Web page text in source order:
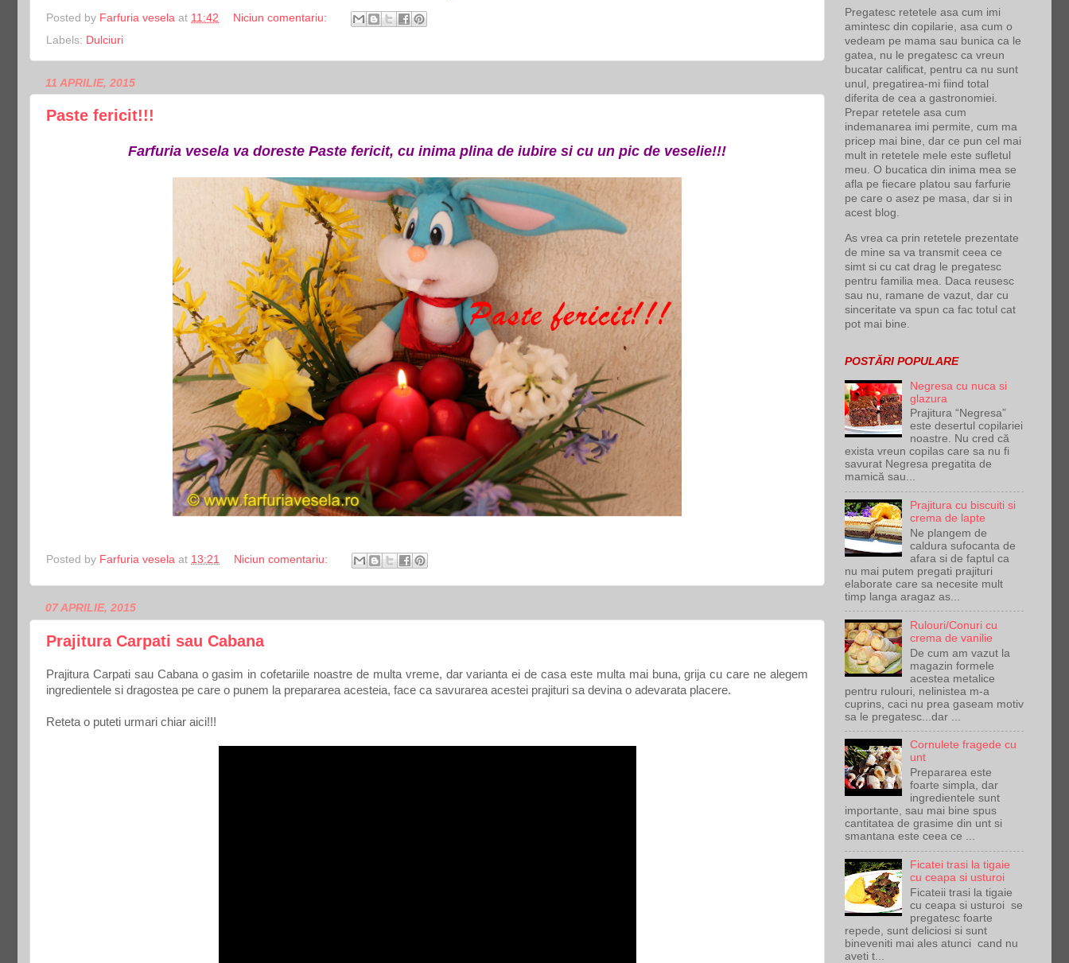
Posted by Farfuria vesela at 11:42
Niciun comentariu:
Labels: Dulciuri
11 APRILIE, 2015
Paste fericit!!!
Farfuria vesela va doreste Paste fericit, cu inima plina de iubire si cu un pic de veselie!!!
Posted by Farfuria vesela at 13:21 Niciun comentariu:
07 APRILIE, 2015
Prajitura Carpati sau Cabana
Prajitura Carpati sau Cabana o gasim in cofetariile noastre de multa vreme, dar varianta ei de casa este multa mai buna, grija cu care ne alegem
ingredientele si dragostea pe care o punem la prepararea acesteia, face ca savurarea acestei prajituri sa devina o adevarata placere.
Reteta o puteti urmari chiar aici!!!
Pregatesc retetele asa cum imi
amintesc din copilarie, asa cum o
vedeam pe mama sau bunica ca le
gatea, nu le pregatesc ca vreun
bucatar calificat, pentru ca nu sunt
unul, pregatirea-mi fiind total
diferita de cea a gastronomiei.
Prepar retetele asa cum
indemanarea imi permite, cum ma
pricep mai bine, dar ce pun cel mai
mult in retetele mele este sufletul
meu. O bucatica din inima mea se
afla pe fiecare platou sau farfurie
pe care o asez pe masa, dar si in
acest blog.
As vrea ca prin retetele prezentate
de mine sa va transmit ceea ce
simt si cu cat drag le pregatesc
pentru familia mea. Daca reusesc
sau nu, ramane de vazut, dar cu
sinceritate va spun ca fac totul cat
pot mai bine.
POSTĂRI POPULARE
Negresa cu nuca si
glazura
Prajitura “Negresa”
este desertul copilariei
noastre. Nu cred că
exista vreun copilas care sa nu fi
savurat Negresa pregatita de
mamică sau...
Prajitura cu biscuiti si
crema de lapte
Ne plangem de
caldura sufocanta de
afara si de faptul ca
nu mai putem pregati prajituri
elaborate care sa necesite mult
timp langa aragaz as...
Rulouri/Conuri cu
crema de vanilie
De cum am vazut la
magazin formele
acestea metalice
pentru rulouri, nelinistea m-a
cuprins, caci nu prea gaseam motiv
sa le pregatesc...dar ...
Cornulete fragede cu
unt
Prepararea este
foarte simpla, dar
ingredientele sunt
importante, sau mai bine spus
cantitatea de grasime din unt si
smantana este ceea ce ...
Ficatei trasi la tigaie
cu ceapa si usturoi
Ficateii trasi la tigaie
cu ceapa si usturoi se
pregatesc foarte
repede, sunt deliciosi si sunt
bineveniti mai ales atunci cand nu
aveti t...